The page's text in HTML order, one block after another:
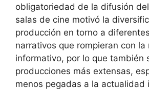
obligatoriedad de la difusión
salas de cine motivó la
producción en torno a
narrativos que rompieran con la
informativo, por lo que también
producciones más extensas,
menos pegadas a la actualidad